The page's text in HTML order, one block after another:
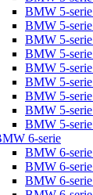
BMW 5-
BMW 5-
BMW 5-
BMW 5-
BMW 5-
BMW 5-
BMW 5-
BMW 5-
BMW 5-
6-serie
BMW 6-
BMW 6-
BMW 6-